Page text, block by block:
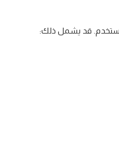
قد يشمل ذلك: